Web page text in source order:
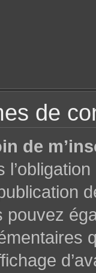
de
de